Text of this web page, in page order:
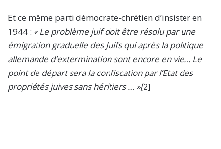
Et ce même parti démocrate-chrétien d’insister en
1944 : « Le problème juif doit être résolu par une
émigration graduelle des Juifs qui après la politique
allemande d’extermination sont encore en vie… Le
point de départ sera la confiscation par l’Etat des
propriétés juives sans héritiers … »[2]